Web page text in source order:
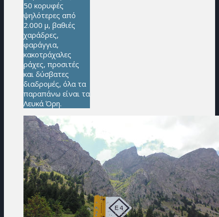
50 κορυφές
ψηλότερες από
2.000 μ, βαθιές
χαράδρες,
φαράγγια,
κακοτράχαλες
ράχες, προσιτές
και δύσβατες
διαδρομές, όλα τα
παραπάνω είναι τα
Λευκά Όρη.